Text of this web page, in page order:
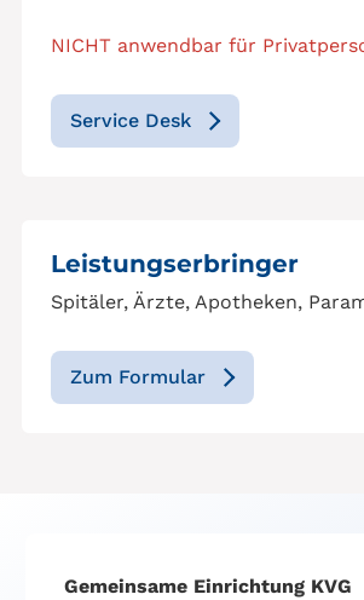
NICHT anwendbar für
Service Desk
Leistungserbringer
Spitäler, Ärzte, Apotheken,
Zum Formular
Gemeinsame Einrichtung KVG